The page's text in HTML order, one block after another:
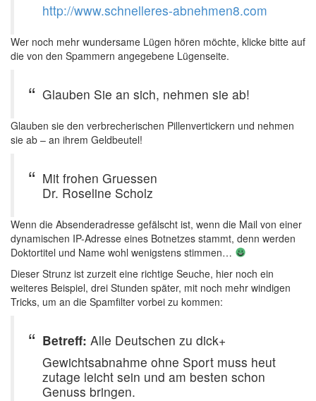
http://www.schnelleres-abnehmen8.com
Wer noch mehr wundersame Lügen hören möchte, klicke bitte auf
die von den Spammern angegebene Lügenseite.
Glauben Sie an sich, nehmen sie ab!
Glauben sie den verbrecherischen Pillenvertickern und nehmen
sie ab – an ihrem Geldbeutel!
Mit frohen Gruessen
Dr. Roseline Scholz
Wenn die Absenderadresse gefälscht ist, wenn die Mail von einer
dynamischen IP-Adresse eines Botnetzes stammt, denn werden
Doktortitel und Name wohl wenigstens stimmen…
Dieser Strunz ist zurzeit eine richtige Seuche, hier noch ein
weiteres Beispiel, drei Stunden später, mit noch mehr windigen
Tricks, um an die Spamfilter vorbei zu kommen:
Betreff: Alle Deutschen zu dick+
Gewichtsabnahme ohne Sport muss heut
zutage leicht sein und am besten schon
Genuss bringen.